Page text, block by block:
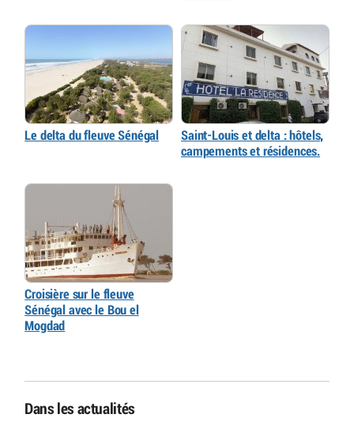
Le delta du fleuve Sénégal
Saint-Louis et delta : hôtels,
campements et résidences.
Croisière sur le fleuve
Sénégal avec le Bou el
Mogdad
Dans les actualités